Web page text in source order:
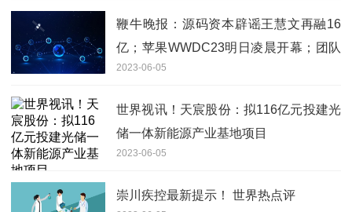
鞭牛晚报：源码资本辟谣王慧文再融16
亿；苹果WWDC23明日凌晨开幕；团队
成员回应重启天涯失败
2023-06-05
世界视讯！天宸股份：拟116亿元投建光
储一体新能源产业基地项目
2023-06-05
崇川疾控最新提示！ 世界热点评